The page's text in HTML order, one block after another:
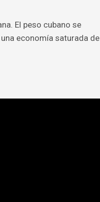
El peso cubano se
economía saturada de